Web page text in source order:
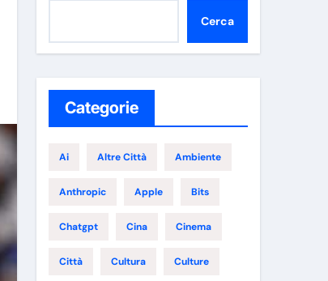
Cerca
Categorie
Ai Altre Città Ambiente
Anthropic Apple Bits
Chatgpt Cina Cinema
Città Cultura Culture